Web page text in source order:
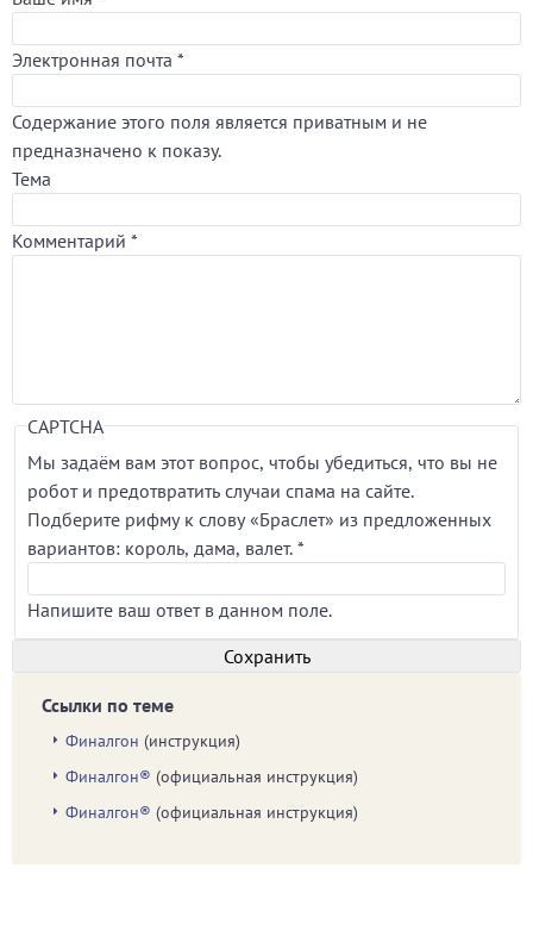
Электронная почта *
Содержание этого поля является приватным и не
предназначено к показу.
Тема
Комментарий *
CAPTCHA
Мы задаём вам этот вопрос, чтобы убедиться, что вы не
робот и предотвратить случаи спама на сайте.
Подберите рифму к слову «Браслет» из предложенных
вариантов: король, дама, валет. *
Напишите ваш ответ в данном поле.
Ссылки по теме
Финалгон (инструкция)
Финалгон® (официальная инструкция)
Финалгон® (официальная инструкция)